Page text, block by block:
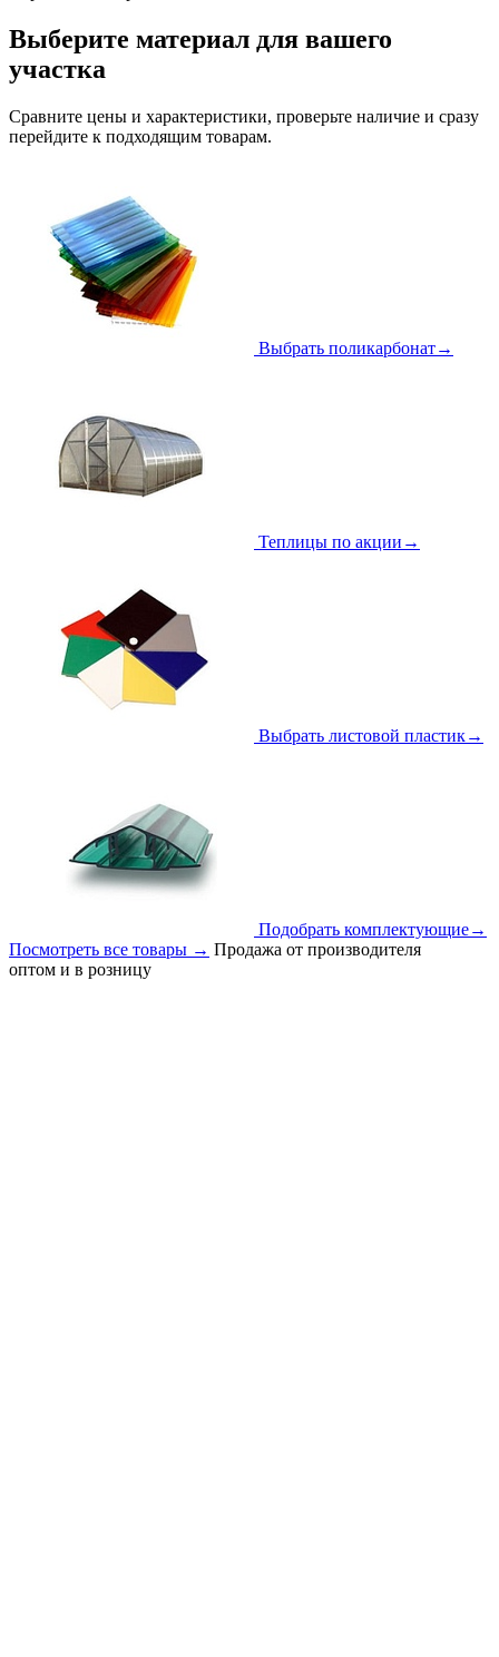
Выберите материал для вашего
участка
Сравните цены и характеристики, проверьте наличие и сразу
перейдите к подходящим товарам.
Выбрать поликарбонат→
Теплицы по акции →
Выбрать листовой пластик→
Подобрать комплектующие→
Посмотреть все товары → Продажа от производителя
оптом и в розницу